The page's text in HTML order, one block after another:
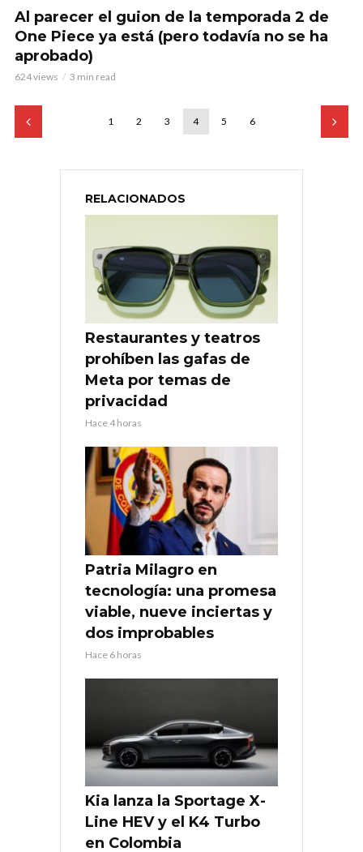
Al parecer el guion de la temporada 2 de
One Piece ya está (pero todavía no se ha
aprobado)
624 views 3 min read
1 2 3 4 5 6
RELACIONADOS
Restaurantes y teatros
prohíben las gafas de
Meta por temas de
privacidad
Hace 4 horas
Patria Milagro en
tecnología: una promesa
viable, nueve inciertas y
dos improbables
Hace 6 horas
Kia lanza la Sportage X-
Line HEV y el K4 Turbo
en Colombia